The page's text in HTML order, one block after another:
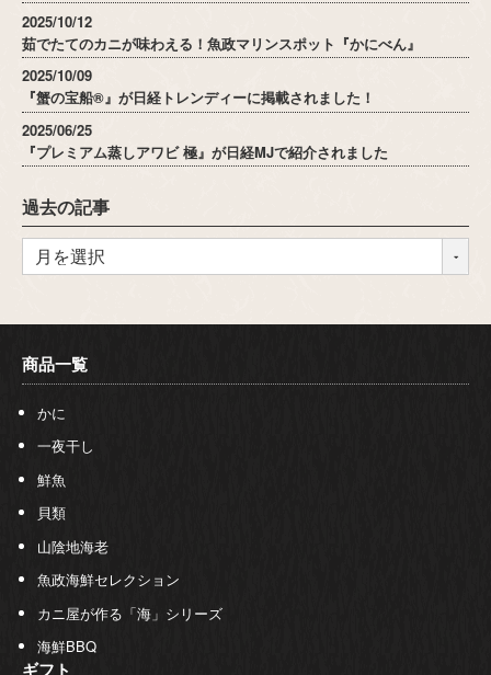
2025/10/12
茹でたてのカニが味わえる！魚政マリンスポット『かにべん』
2025/10/09
『蟹の宝船®』が日経トレンディーに掲載されました！
2025/06/25
『プレミアム蒸しアワビ 極』が日経MJで紹介されました
過去の記事
商品一覧
かに
一夜干し
鮮魚
貝類
山陰地海老
魚政海鮮セレクション
カニ屋が作る「海」シリーズ
海鮮BBQ
ギフト